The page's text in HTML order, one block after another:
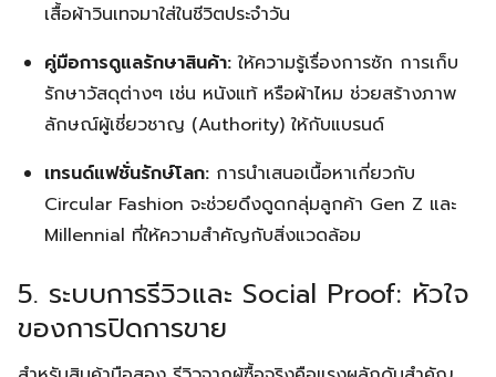
เสื้อผ้าวินเทจมาใส่ในชีวิตประจำวัน
คู่มือการดูแลรักษาสินค้า: ให้ความรู้เรื่องการซัก การเก็บ
รักษาวัสดุต่างๆ เช่น หนังแท้ หรือผ้าไหม ช่วยสร้างภาพ
ลักษณ์ผู้เชี่ยวชาญ (Authority) ให้กับแบรนด์
เทรนด์แฟชั่นรักษ์โลก: การนำเสนอเนื้อหาเกี่ยวกับ
Circular Fashion จะช่วยดึงดูดกลุ่มลูกค้า Gen Z และ
Millennial ที่ให้ความสำคัญกับสิ่งแวดล้อม
5. ระบบการรีวิวและ Social Proof: หัวใจ
ของการปิดการขาย